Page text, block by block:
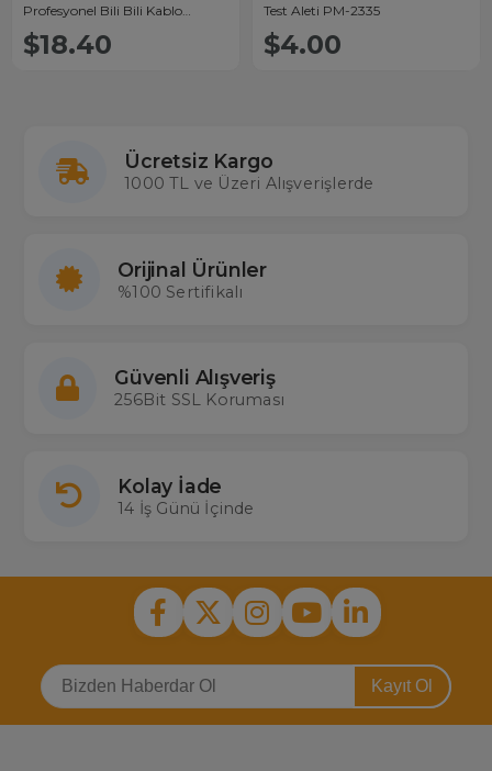
Profesyonel Bili Bili Kablo
Bulucu Network Hat Test Cihazı
$18.40
Test Aleti PM-2335
$4.00
Ücretsiz Kargo
1000 TL ve Üzeri Alışverişlerde
Orijinal Ürünler
%100 Sertifikalı
Güvenli Alışveriş
256Bit SSL Koruması
Kolay İade
14 İş Günü İçinde
Kayıt Ol